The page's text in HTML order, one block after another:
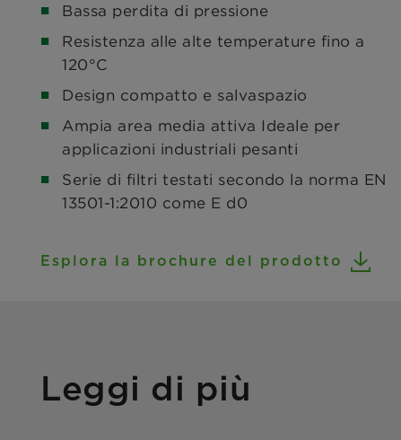
Bassa perdita di pressione
Resistenza alle alte temperature fino a
120°C
Design compatto e salvaspazio
Ampia area media attiva Ideale per
applicazioni industriali pesanti
Serie di filtri testati secondo la norma EN
13501-1:2010 come E d0
Esplora la brochure del prodotto
Leggi di più